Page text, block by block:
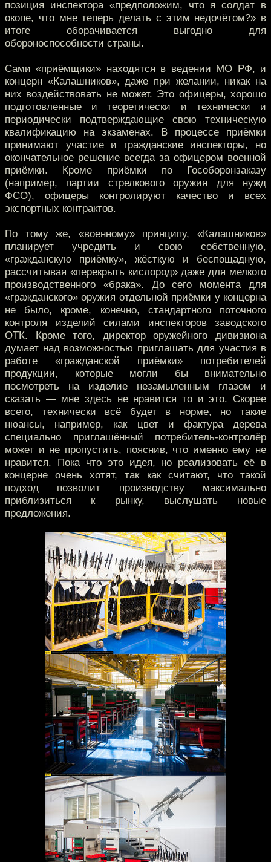
позиция инспектора «предположим, что я солдат в
окопе, что мне теперь делать с этим недочётом?» в
итоге оборачивается выгодно для
обороноспособности страны.
Сами «приёмщики» находятся в ведении МО РФ, и
концерн «Калашников», даже при желании, никак на
них воздействовать не может. Это офицеры, хорошо
подготовленные и теоретически и технически и
периодически подтверждающие свою техническую
квалификацию на экзаменах. В процессе приёмки
принимают участие и гражданские инспекторы, но
окончательное решение всегда за офицером военной
приёмки. Кроме приёмки по Гособоронзаказу
(например, партии стрелкового оружия для нужд
ФСО), офицеры контролируют качество и всех
экспортных контрактов.
По тому же, «военному» принципу, «Калашников»
планирует учредить и свою собственную,
«гражданскую приёмку», жёсткую и беспощадную,
рассчитывая «перекрыть кислород» даже для мелкого
производственного «брака». До сего момента для
«гражданского» оружия отдельной приёмки у концерна
не было, кроме, конечно, стандартного поточного
контроля изделий силами инспекторов заводского
ОТК. Кроме того, директор оружейного дивизиона
думает над возможностью приглашать для участия в
работе «гражданской приёмки» потребителей
продукции, которые могли бы внимательно
посмотреть на изделие незамыленным глазом и
сказать — мне здесь не нравится то и это. Скорее
всего, технически всё будет в норме, но такие
нюансы, например, как цвет и фактура дерева
специально приглашённый потребитель-контролёр
может и не пропустить, пояснив, что именно ему не
нравится. Пока что это идея, но реализовать её в
концерне очень хотят, так как считают, что такой
подход позволит производству максимально
приблизиться к рынку, выслушать новые
предложения.